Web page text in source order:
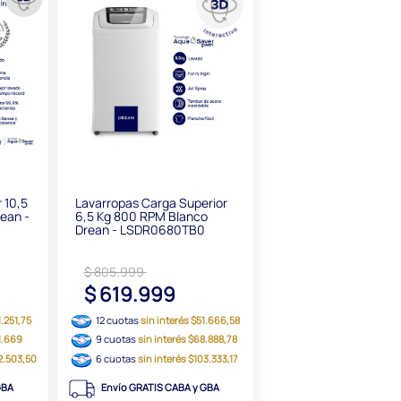
10,5
-
Lavarropas Carga Superior
6,5 Kg 800 RPM Blanco
Drean - LSDR0680TB0
$ 805.999
$ 619.999
12 cuotassin interés $51.666,58
9 cuotassin interés $68.888,78
6 cuotassin interés $103.333,17
Envío GRATIS CABA y GBA